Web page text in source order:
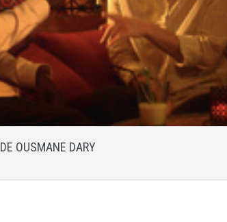
DE OUSMANE DARY